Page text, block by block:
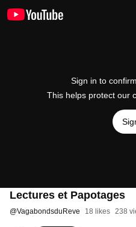
Sign in to
This helps protect our
Lectures et Papotages
@VagabondsduReve 18 likes 238